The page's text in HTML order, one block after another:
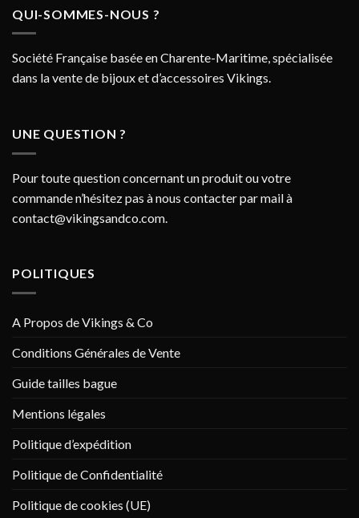
QUI-SOMMES-NOUS ?
Société Française basée en Charente-Maritime, spécialisée
dans la vente de bijoux et d’accessoires Vikings.
UNE QUESTION ?
Pour toute question concernant un produit ou votre
commande n’hésitez pas à nous contacter par mail à
contact@vikingsandco.com
POLITIQUES
A Propos de Vikings & Co
Conditions Générales de Vente
Guide tailles bague
Mentions légales
Politique d’expédition
Politique de Confidentialité
Politique de cookies (UE)